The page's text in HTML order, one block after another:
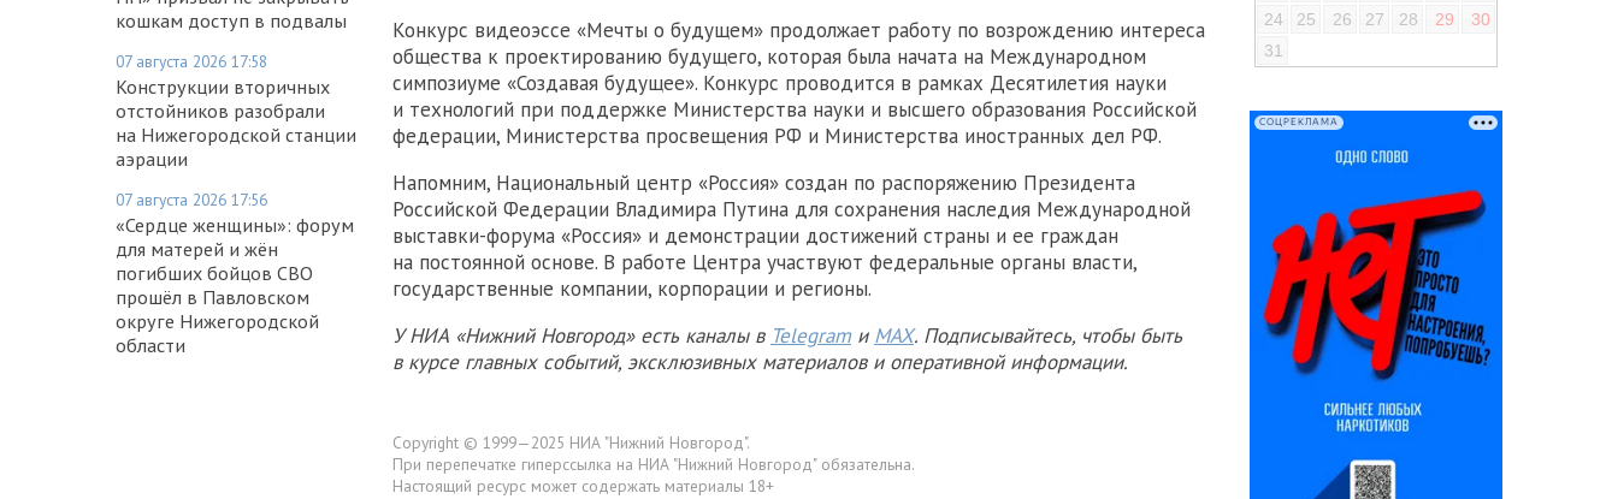
кошкам доступ в подвалы
07 августа 2026 17:58
Конструкции вторичных
отстойников разобрали
на Нижегородской станции
аэрации
07 августа 2026 17:56
«Сердце женщины»: форум
для матерей и жён
погибших бойцов СВО
прошёл в Павловском
округе Нижегородской
области
Конкурс видеоэссе «Мечты о будущем» продолжает работу по возрождению интереса
общества к проектированию будущего, которая была начата на Международном
симпозиуме «Создавая будущее». Конкурс проводится в рамках Десятилетия науки
и технологий при поддержке Министерства науки и высшего образования Российской
федерации, Министерства просвещения РФ и Министерства иностранных дел РФ.
Напомним, Национальный центр «Россия» создан по распоряжению Президента
Российской Федерации Владимира Путина для сохранения наследия Международной
выставки-форума «Россия» и демонстрации достижений страны и ее граждан
на постоянной основе. В работе Центра участвуют федеральные органы власти,
государственные компании, корпорации и регионы.
У НИА «Нижний Новгород» есть каналы в Telegram и MAX. Подписывайтесь, чтобы быть
в курсе главных событий, эксклюзивных материалов и оперативной информации.
Copyright © 1999—2025 НИА "Нижний Новгород".
При перепечатке гиперссылка на НИА "Нижний Новгород" обязательна.
Настоящий ресурс может содержать материалы 18+
24
25 26 27 28 29
30
31
СОЦРЕКЛАМА